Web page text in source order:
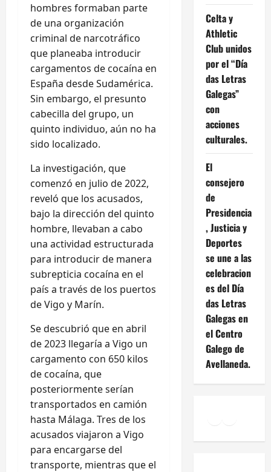
hombres formaban parte
de una organización
criminal de narcotráfico
que planeaba introducir
cargamentos de cocaína en
España desde Sudamérica.
Sin embargo, el presunto
cabecilla del grupo, un
quinto individuo, aún no ha
sido localizado.
La investigación, que
comenzó en julio de 2022,
reveló que los acusados,
bajo la dirección del quinto
hombre, llevaban a cabo
una actividad estructurada
para introducir de manera
subrepticia cocaína en el
país a través de los puertos
de Vigo y Marín.
Se descubrió que en abril
de 2023 llegaría a Vigo un
cargamento con 650 kilos
de cocaína, que
posteriormente serían
transportados en camión
hasta Málaga. Tres de los
acusados viajaron a Vigo
para encargarse del
transporte, mientras que el
Celta y
Athletic
Club unidos
por el “Día
das Letras
Galegas”
con
acciones
culturales.
El
consejero
de
Presidencia
, Justicia y
Deportes
se une a las
celebracion
es del Día
das Letras
Galegas en
el Centro
Galego de
Avellaneda.